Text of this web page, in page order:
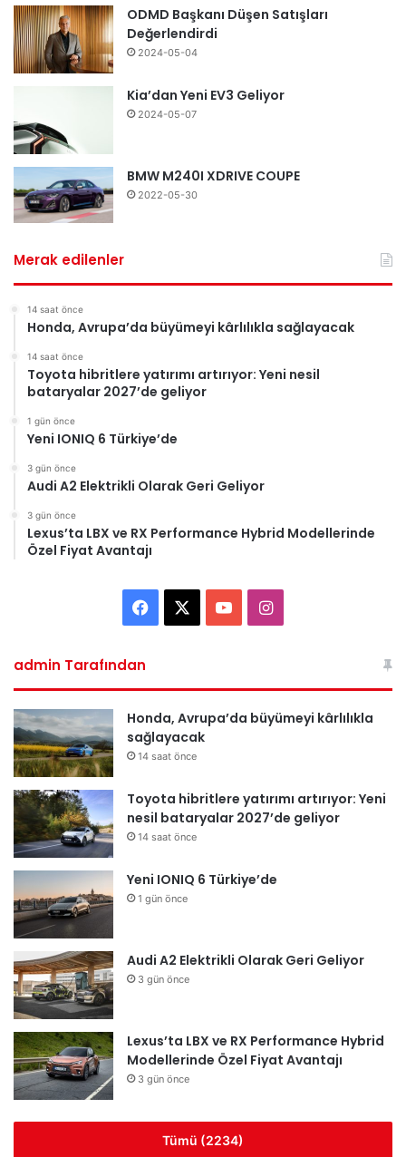
ODMD Başkanı Düşen Satışları
Değerlendirdi
2024-05-04
Kia’dan Yeni EV3 Geliyor
2024-05-07
BMW M240I XDRIVE COUPE
2022-05-30
Merak edilenler
14 saat önce
Honda, Avrupa’da büyümeyi kârlılıkla sağlayacak
14 saat önce
Toyota hibritlere yatırımı artırıyor: Yeni nesil
bataryalar 2027’de geliyor
1 gün önce
Yeni IONIQ 6 Türkiye’de
3 gün önce
Audi A2 Elektrikli Olarak Geri Geliyor
3 gün önce
Lexus’ta LBX ve RX Performance Hybrid Modellerinde
Özel Fiyat Avantajı
Facebook YouTubeInstagram
admin Tarafından
Honda, Avrupa’da büyümeyi kârlılıkla
sağlayacak
14 saat önce
Toyota hibritlere yatırımı artırıyor: Yeni
nesil bataryalar 2027’de geliyor
14 saat önce
Yeni IONIQ 6 Türkiye’de
1 gün önce
Audi A2 Elektrikli Olarak Geri Geliyor
3 gün önce
Lexus’ta LBX ve RX Performance Hybrid
Modellerinde Özel Fiyat Avantajı
3 gün önce
Tümü (2234)